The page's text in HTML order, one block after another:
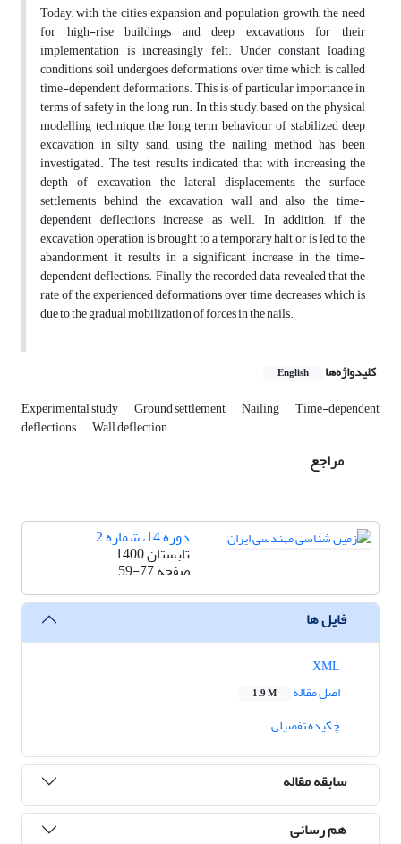
Today, with the cities expansion and population growth, the need
for high-rise buildings and deep excavations for their
implementation is increasingly felt. Under constant loading
conditions, soil undergoes deformations over time which is called
time-dependent deformations. This is of particular importance in
terms of safety in the long run. In this study, based on the physical
modelling technique, the long term behaviour of stabilized deep
excavation in silty sand, using the nailing method, has been
investigated. The test results indicated that with increasing the
depth of excavation the lateral displacements, the surface
settlements behind the excavation wall and also the time-
dependent deflections increase as well. In addition, if the
excavation operation is brought to a temporary halt or is led to the
abandonment, it results in a significant increase in the time-
dependent deflections. Finally, the recorded data revealed that the
rate of the experienced deformations over time decreases which is
due to the gradual mobilization of forces in the nails.
کلیدواژه‌ها English
Experimental study Ground settlement Nailing Time-dependent
deflections Wall deflection
مراجع
دوره 14، شماره 2
تابستان 1400
صفحه59-77
فایل ها
اصل مقاله
1.9 M
چکیده تفصیلی
سابقه مقاله
هم رسانی